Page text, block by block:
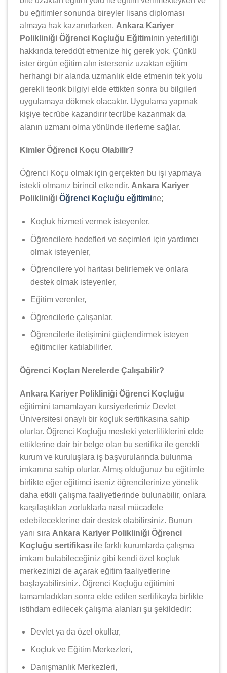
bu eğitimler sonunda bireyler lisans diploması
almaya hak kazanırlarken, Ankara Kariyer
Polikliniği Öğrenci Koçluğu Eğitiminin yeterliliği
hakkında tereddüt etmenize hiç gerek yok. Çünkü
ister örgün eğitim alın isterseniz uzaktan eğitim
herhangi bir alanda uzmanlık elde etmenin tek yolu
gerekli teorik bilgiyi elde ettikten sonra bu bilgileri
uygulamaya dökmek olacaktır. Uygulama yapmak
kişiye tecrübe kazandırır tecrübe kazanmak da
alanın uzmanı olma yönünde ilerleme sağlar.
Kimler Öğrenci Koçu Olabilir?
Öğrenci Koçu olmak için gerçekten bu işi yapmaya
istekli olmanız birincil etkendir. Ankara Kariyer
Polikliniği Öğrenci Koçluğu eğitimine;
Koçluk hizmeti vermek isteyenler,
Öğrencilere hedefleri ve seçimleri için yardımcı
olmak isteyenler,
Öğrencilere yol haritası belirlemek ve onlara
destek olmak isteyenler,
Eğitim verenler,
Öğrencilerle çalışanlar,
Öğrencilerle iletişimini güçlendirmek isteyen
eğitimciler katılabilirler.
Öğrenci Koçları Nerelerde Çalışabilir?
Ankara Kariyer Polikliniği Öğrenci Koçluğu
eğitimini tamamlayan kursiyerlerimiz Devlet
Üniversitesi onaylı bir koçluk sertifikasına sahip
olurlar. Öğrenci Koçluğu mesleki yeterliliklerini elde
ettiklerine dair bir belge olan bu sertifika ile gerekli
kurum ve kuruluşlara iş başvurularında bulunma
imkanına sahip olurlar. Almış olduğunuz bu eğitimle
birlikte eğer eğitimci iseniz öğrencilerinize yönelik
daha etkili çalışma faaliyetlerinde bulunabilir, onlara
karşılaştıkları zorluklarla nasıl mücadele
edebileceklerine dair destek olabilirsiniz. Bunun
yanı sıra Ankara Kariyer Polikliniği Öğrenci
Koçluğu sertifikası ile farklı kurumlarda çalışma
imkanı bulabileceğiniz gibi kendi özel koçluk
merkezinizi de açarak eğitim faaliyetlerine
başlayabilirsiniz. Öğrenci Koçluğu eğitimini
tamamladıktan sonra elde edilen sertifikayla birlikte
istihdam edilecek çalışma alanları şu şekildedir:
Devlet ya da özel okullar,
Koçluk ve Eğitim Merkezleri,
Danışmanlık Merkezleri,